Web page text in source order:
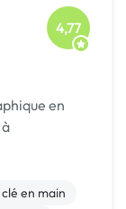
4,77
en
en main